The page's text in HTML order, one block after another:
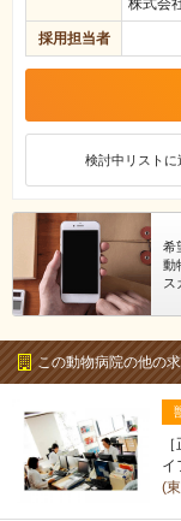
株式会
採用担当者
検討中リストに
希
動
ス
この動物病院の他の
イ
(